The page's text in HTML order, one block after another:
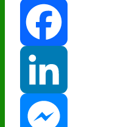
Facebook
LinkedIn